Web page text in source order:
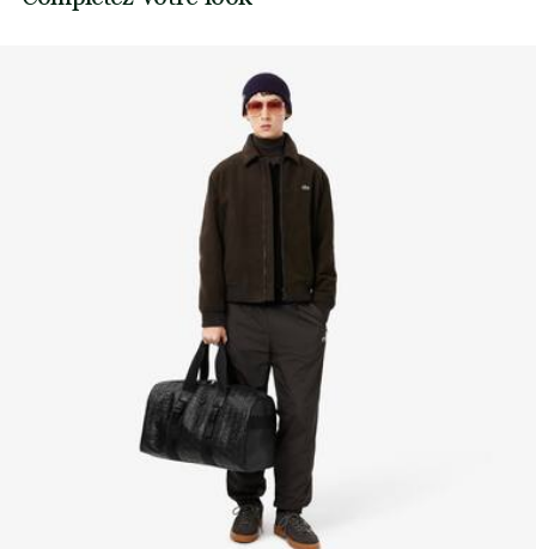
Crocodile vert brodé sur le côté
Repassage basse température maximum 110
Pas de nettoyage à sec
Séchage à plat après essorage